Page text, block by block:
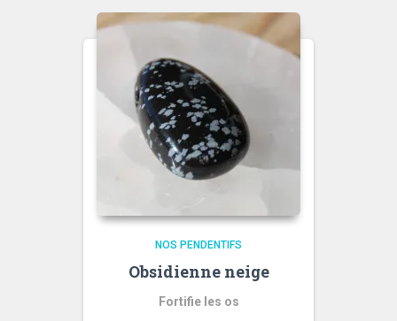
NOS PENDENTIFS
Obsidienne neige
Fortifie les os